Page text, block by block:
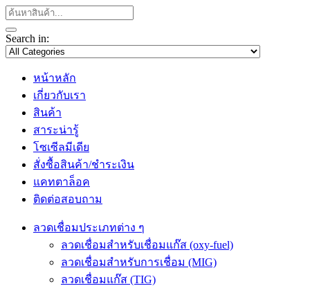
Search in:
หน้าหลัก
เกี่ยวกับเรา
สินค้า
สาระน่ารู้
โซเซีลมีเดีย
สั่งซื้อสินค้า/ชำระเงิน
แคทตาล็อค
ติดต่อสอบถาม
ลวดเชื่อมประเภทต่าง ๆ
ลวดเชื่อมสำหรับเชื่อมแก๊ส (oxy-fuel)
ลวดเชื่อมสำหรับการเชื่อม (MIG)
ลวดเชื่อมแก๊ส (TIG)